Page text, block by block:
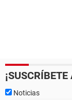
Noticias